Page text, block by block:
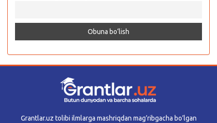
Grantlar.uz tolibi ilmlarga mashriqdan mag’ribgacha bo’lgan